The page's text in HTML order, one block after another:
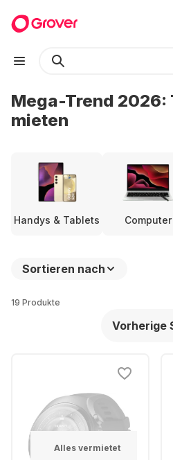
Mega-Trend 2026:
mieten
Handys & Tablets Computer
Sortieren nach
19 Produkte
Vorherige
Alles vermietet